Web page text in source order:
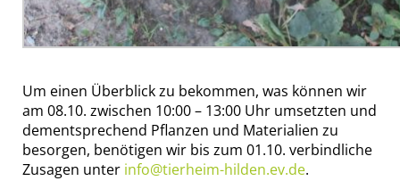
Um einen Überblick zu bekommen, was können wir
am 08.10. zwischen 10:00 – 13:00 Uhr umsetzten und
dementsprechend Pflanzen und Materialien zu
besorgen, benötigen wir bis zum 01.10. verbindliche
Zusagen unter info@tierheim-hilden.ev.de.